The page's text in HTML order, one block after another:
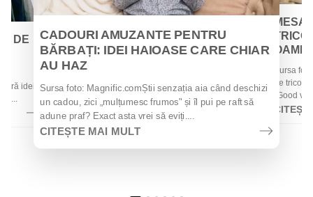
DE
idei
CADOURI AMUZANTE PENTRU
BĂRBAȚI: IDEI HAIOASE CARE CHIAR
AU HAZ
Sursa foto: Magnific.comȘtii senzația aia când deschizi
un cadou, zici „mulțumesc frumos" și îl pui pe raft să
adune praf? Exact asta vrei să eviți....
CITEȘTE MAI MULT
Sursa
de
„Good